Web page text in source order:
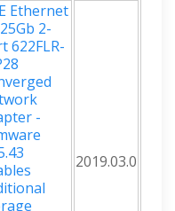
Ethernet
2-
622FLR-
-
2019.03.0